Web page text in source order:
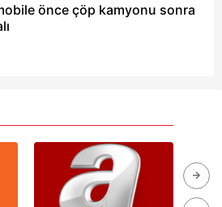
önce çöp kamyonu sonra